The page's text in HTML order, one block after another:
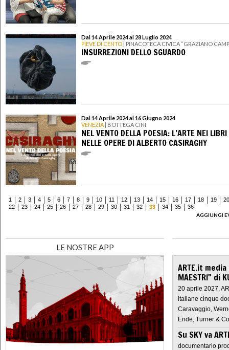
Dal 14 Aprile 2024 al 28 Luglio 2024
PIEVE DI CENTO | PINACOTECA CIVICA “GRAZIANO
INSURREZIONI DELLO SGUARDO
Dal 14 Aprile 2024 al 16 Giugno 2024
VENEZIA | BOTTEGA CINI
NEL VENTO DELLA POESIA: L’ARTE NEI LIBRI
NELLE OPERE DI ALBERTO CASIRAGHY
1 2 3 4 5 6 7 8 9 10 11 12 13 14 15 16 17 18 19
20
22
23 24 25 26 27 28 29 30 31 32 33 34 35
36
AGGIUNGI
LE NOSTRE APP
ARTE.it
MAESTRI" di
20 aprile 2027,
italiane cinque
Caravaggio,
Ende, Turner &
Su SKY va
documentario